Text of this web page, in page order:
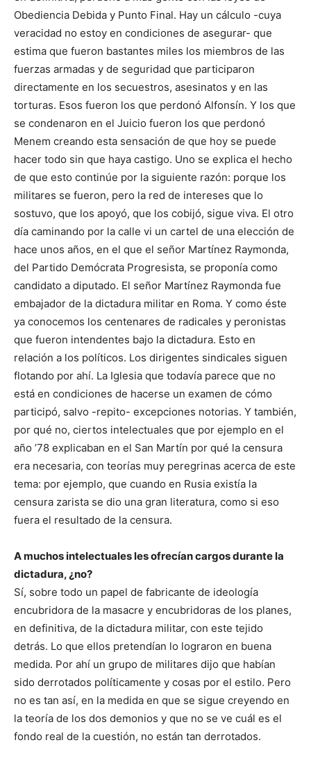
Obediencia Debida y Punto Final. Hay un cálculo -cuya
veracidad no estoy en condiciones de asegurar- que
estima que fueron bastantes miles los miembros de las
fuerzas armadas y de seguridad que participaron
directamente en los secuestros, asesinatos y en las
torturas. Esos fueron los que perdonó Alfonsín. Y los que
se condenaron en el Juicio fueron los que perdonó
Menem creando esta sensación de que hoy se puede
hacer todo sin que haya castigo. Uno se explica el hecho
de que esto continúe por la siguiente razón: porque los
militares se fueron, pero la red de intereses que lo
sostuvo, que los apoyó, que los cobijó, sigue viva. El otro
día caminando por la calle vi un cartel de una elección de
hace unos años, en el que el señor Martínez Raymonda,
del Partido Demócrata Progresista, se proponía como
candidato a diputado. El señor Martínez Raymonda fue
embajador de la dictadura militar en Roma. Y como éste
ya conocemos los centenares de radicales y peronistas
que fueron intendentes bajo la dictadura. Esto en
relación a los políticos. Los dirigentes sindicales siguen
flotando por ahí. La Iglesia que todavía parece que no
está en condiciones de hacerse un examen de cómo
participó, salvo -repito- excepciones notorias. Y también,
por qué no, ciertos intelectuales que por ejemplo en el
año ’78 explicaban en el San Martín por qué la censura
era necesaria, con teorías muy peregrinas acerca de este
tema: por ejemplo, que cuando en Rusia existía la
censura zarista se dio una gran literatura, como si eso
fuera el resultado de la censura.
A muchos intelectuales les ofrecían cargos durante la
dictadura, ¿no?
Sí, sobre todo un papel de fabricante de ideología
encubridora de la masacre y encubridoras de los planes,
en definitiva, de la dictadura militar, con este tejido
detrás. Lo que ellos pretendían lo lograron en buena
medida. Por ahí un grupo de militares dijo que habían
sido derrotados políticamente y cosas por el estilo. Pero
no es tan así, en la medida en que se sigue creyendo en
la teoría de los dos demonios y que no se ve cuál es el
fondo real de la cuestión, no están tan derrotados.